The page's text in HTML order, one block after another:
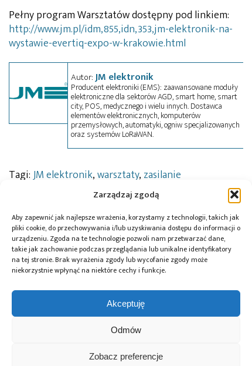
Zarządzaj zgodą
Aby zapewnić jak najlepsze wrażenia, korzystamy z technologii, takich jak
pliki cookie, do przechowywania i/lub uzyskiwania dostępu do informacji o
urządzeniu. Zgoda na te technologie pozwoli nam przetwarzać dane,
takie jak zachowanie podczas przeglądania lub unikalne identyfikatory
na tej stronie. Brak wyrażenia zgody lub wycofanie zgody może
niekorzystnie wpłynąć na niektóre cechy i funkcje.
Akceptuję
Odmów
Zobacz preferencje
Pełny program Warsztatów dostępny pod linkiem:
http://www.jm.pl/idm,855,idn,353,jm-elektronik-na-
wystawie-evertiq-expo-w-krakowie.html
Autor:JM elektronik
Producent elektroniki (EMS): zaawansowane moduły
elektroniczne dla sektorów AGD, smart home, smart
city, POS, medycznego i wielu innych. Dostawca
elementów elektronicznych, komputerów
przemysłowych, automatyki, ogniw specjalizowanych
oraz systemów LoRaWAN.
Tagi:JM elektronik,warsztaty, zasilanie
Przeczytaj również:
Association
Microchip i Micron
prezentują
architekturę
pamięci masowej
oraz centrów